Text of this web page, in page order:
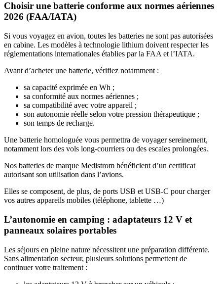
Choisir une batterie conforme aux normes aériennes
2026 (FAA/IATA)
Si vous voyagez en avion, toutes les batteries ne sont pas autorisées
en cabine. Les modèles à technologie lithium doivent respecter les
réglementations internationales établies par la FAA et l’IATA.
Avant d’acheter une batterie, vérifiez notamment :
sa capacité exprimée en Wh ;
sa conformité aux normes aériennes ;
sa compatibilité avec votre appareil ;
son autonomie réelle selon votre pression thérapeutique ;
son temps de recharge.
Une batterie homologuée vous permettra de voyager sereinement,
notamment lors des vols long-courriers ou des escales prolongées.
Nos batteries de marque Medistrom bénéficient d’un certificat
autorisant son utilisation dans l’avions.
Elles se composent, de plus, de ports USB et USB-C pour charger
vos autres appareils mobiles (téléphone, tablette …)
L’autonomie en camping : adaptateurs 12 V et
panneaux solaires portables
Les séjours en pleine nature nécessitent une préparation différente.
Sans alimentation secteur, plusieurs solutions permettent de
continuer votre traitement :